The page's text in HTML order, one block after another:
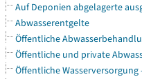
Auf Deponien abgelagerte
Abwasserentgelte
Öffentliche
Öffentliche und private
Öffentliche Wasserversorgung